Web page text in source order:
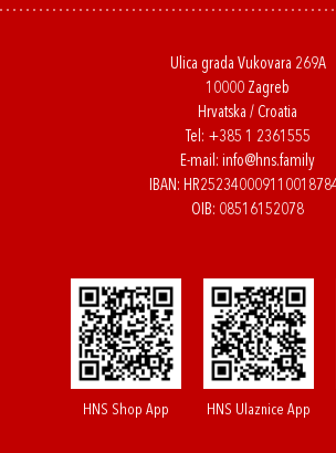
Ulica grada Vukovara 269A
10000 Zagreb
Hrvatska / Croatia
Tel: +385 1 2361555
E-mail: info@hns.family
IBAN:
OIB: 08516152078
HNS Shop App HNS Ulaznice App